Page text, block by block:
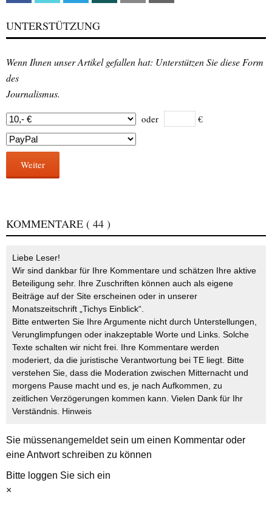
UNTERSTÜTZUNG
Wenn Ihnen unser Artikel gefallen hat: Unterstützen Sie diese Form
des
Journalismus.
oder €
Weiter
KOMMENTARE ( 44 )
Liebe Leser!
Wir sind dankbar für Ihre Kommentare und schätzen Ihre aktive
Beteiligung sehr. Ihre Zuschriften können auch als eigene
Beiträge auf der Site erscheinen oder in unserer
Monatszeitschrift „Tichys Einblick“.
Bitte entwerten Sie Ihre Argumente nicht durch Unterstellungen,
Verunglimpfungen oder inakzeptable Worte und Links. Solche
Texte schalten wir nicht frei. Ihre Kommentare werden
moderiert, da die juristische Verantwortung bei TE liegt. Bitte
verstehen Sie, dass die Moderation zwischen Mitternacht und
morgens Pause macht und es, je nach Aufkommen, zu
zeitlichen Verzögerungen kommen kann. Vielen Dank für Ihr
Verständnis. Hinweis
Sie müssenangemeldetsein um einen Kommentar oder
eine Antwort schreiben zu können
Bitte loggen Sie sich ein
×